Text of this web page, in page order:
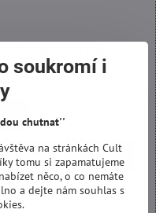
obsah?
cookie: Funkční
okně
soukromí i
chutnat''
na stránkách Cult
tomu si zapamatujeme
něco, o co nemáte
a dejte nám souhlas s